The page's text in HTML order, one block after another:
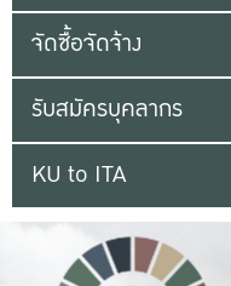
จัดซื้อจัดจ้าง
รับสมัครบุคลากร
KU to ITA